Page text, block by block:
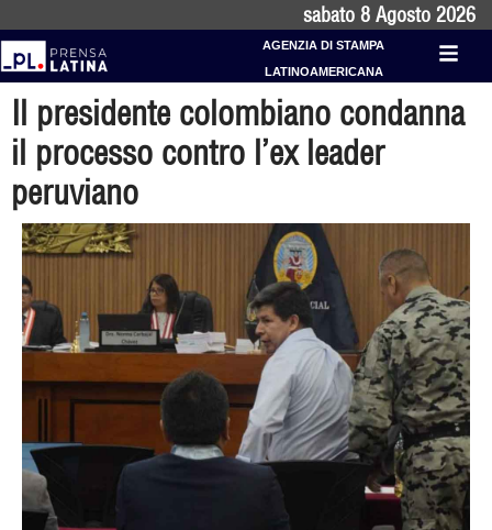
sabato 8 Agosto 2026
AGENZIA DI STAMPA
LATINOAMERICANA
Il presidente colombiano condanna
il processo contro l’ex leader
peruviano